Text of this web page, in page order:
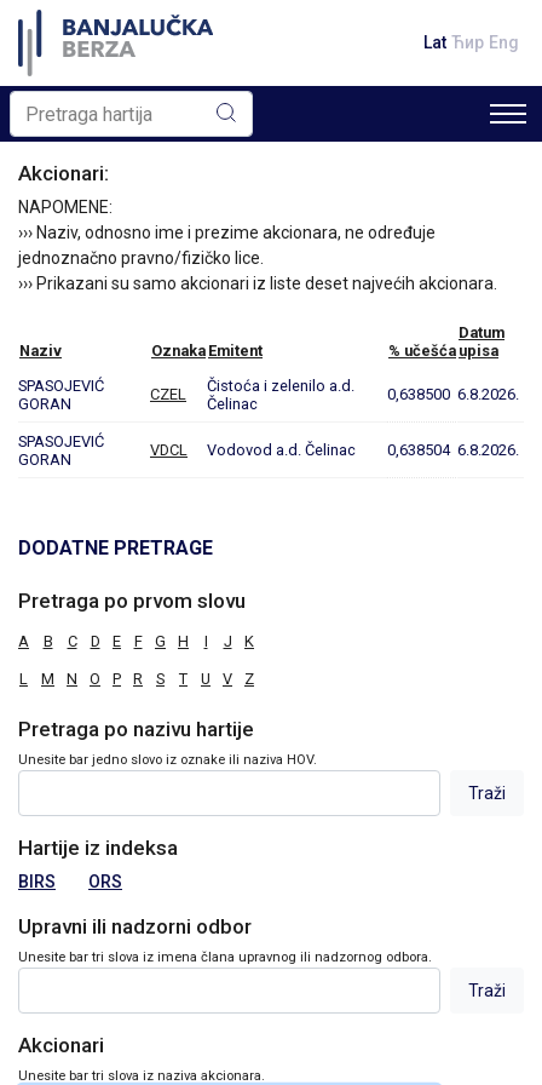
Lat Ћир Eng
Akcionari:
NAPOMENE:
››› Naziv, odnosno ime i prezime akcionara, ne određuje
jednoznačno pravno/fizičko lice.
››› Prikazani su samo akcionari iz liste deset najvećih akcionara.
Naziv Oznaka Emitent % učešća
Datum
upisa
SPASOJEVIĆ
GORAN
CZEL
Čistoća i zelenilo a.d.
Čelinac
0,638500 6.8.2026.
SPASOJEVIĆ
GORAN
VDCL Vodovod a.d. Čelinac 0,638504 6.8.2026.
DODATNE PRETRAGE
Pretraga po prvom slovu
A B C D E F G H I J K
L M N O P R S T U V Z
Pretraga po nazivu hartije
Unesite bar jedno slovo iz oznake ili naziva HOV.
Hartije iz indeksa
BIRS ORS
Upravni ili nadzorni odbor
Unesite bar tri slova iz imena člana upravnog ili nadzornog odbora.
Akcionari
Unesite bar tri slova iz naziva akcionara.